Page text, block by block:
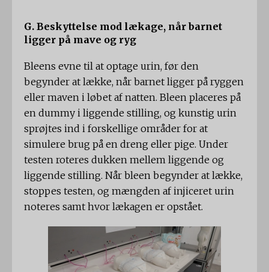
G. Beskyttelse mod lækage, når barnet
ligger på mave og ryg
Bleens evne til at optage urin, før den
begynder at lække, når barnet ligger på ryggen
eller maven i løbet af natten. Bleen placeres på
en dummy i liggende stilling, og kunstig urin
sprøjtes ind i forskellige områder for at
simulere brug på en dreng eller pige. Under
testen roteres dukken mellem liggende og
liggende stilling. Når bleen begynder at lække,
stoppes testen, og mængden af ​​injiceret urin
noteres samt hvor lækagen er opstået.